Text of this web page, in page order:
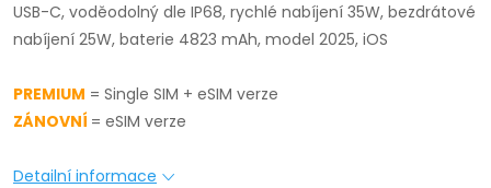
USB-C, voděodolný dle IP68, rychlé nabíjení 35W, bezdrátové
nabíjení 25W, baterie 4823 mAh, model 2025, iOS
PREMIUM = Single SIM + eSIM verze
ZÁNOVNÍ = eSIM verze
Detailní informace